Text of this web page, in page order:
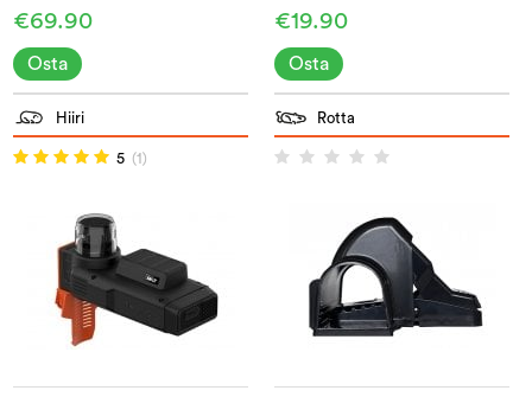
€69.90
Osta
€19.90
Osta
Hiiri
5 (1)
Rotta